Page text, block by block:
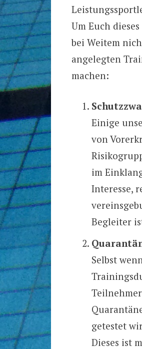
Um Euch
bei Weitem
angelegten
machen:
Einige
von
im
Interesse,
Begleiter
Selbst
getestet
Dieses ist